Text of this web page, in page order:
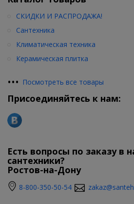
СКИДКИ И РАСПРОДАЖА!
Сантехника
Климатическая техника
Керамическая плитка
••• Посмотреть все товары
Присоединяйтесь к нам:
Есть вопросы по заказу в
сантехники?
Ростов-на-Дону
8-800-350-50-54